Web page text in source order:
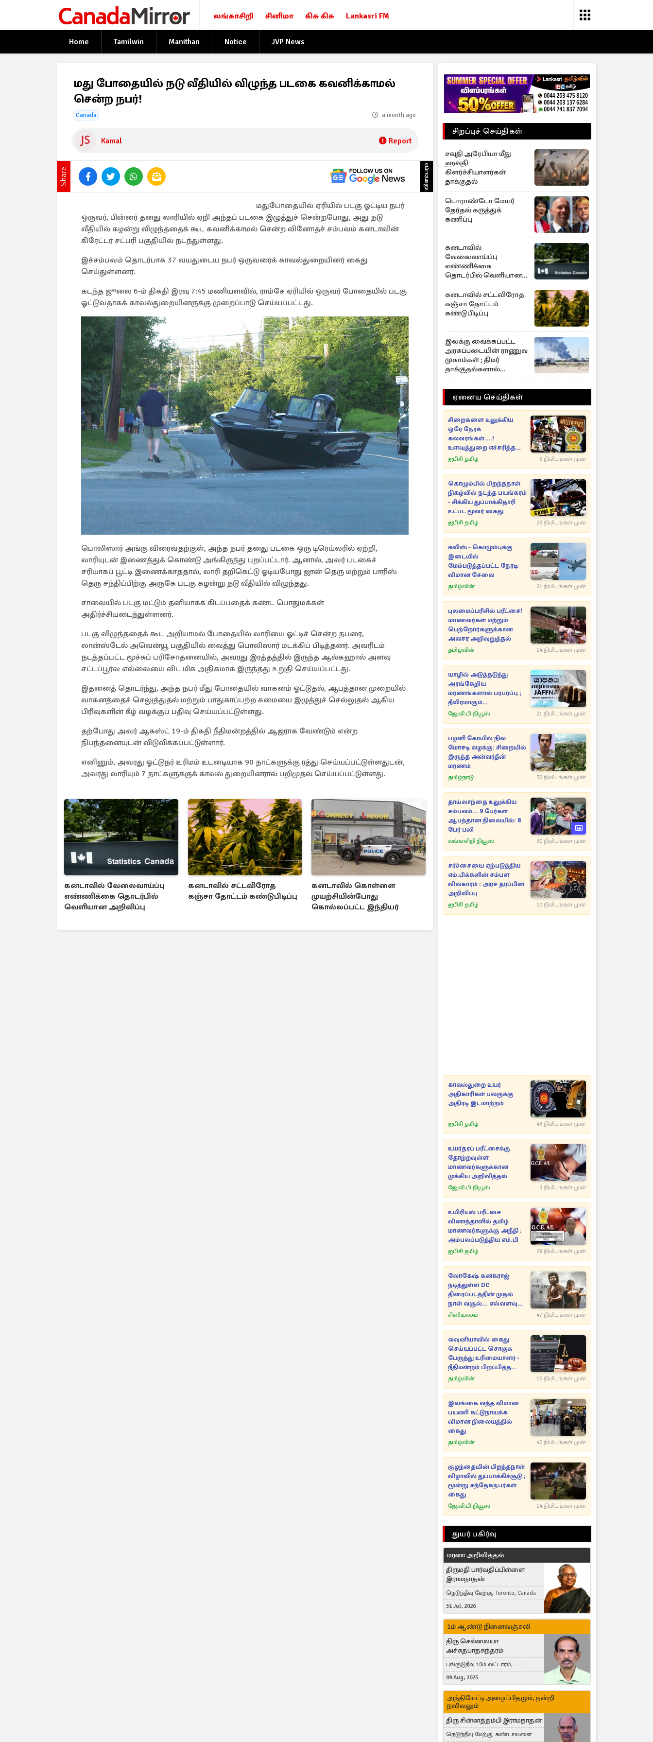
லங்காசிறி சினிமா கிசு கிசு Lankasri FM
Home Tamilwin Manithan Notice JVP News
மது போதையில் நடு வீதியில் விழுந்த படகை கவனிக்காமல்
சென்ற நபர்!
Canada a month ago
Kamal Report
Share விளம்பரம்
மதுபோதையில் ஏரியில் படகு ஓட்டிய நபர்
ஒருவர், பின்னர் தனது லாரியில் ஏறி அந்தப் படகை இழுத்துச் சென்றபோது, அது நடு
வீதியில் கழன்று விழுந்ததைக் கூட கவனிக்காமல் சென்ற வினோதச் சம்பவம் கனடாவின்
கிரேட்டர் சட்பரி பகுதியில் நடந்துள்ளது.
இச்சம்பவம் தொடர்பாக 37 வயதுடைய நபர் ஒருவரைக் காவல்துறையினர் கைது
செய்துள்ளனர்.
கடந்த ஜூலை 6-ம் திகதி இரவு 7:45 மணியளவில், ராம்சே ஏரியில் ஒருவர் போதையில் படகு
ஓட்டுவதாகக் காவல்துறையினருக்கு முறைப்பாடு செய்யப்பட்டது.
பொலிஸார் அங்கு விரைவதற்குள், அந்த நபர் தனது படகை ஒரு டிரெய்லரில் ஏற்றி,
லாரியுடன் இணைத்துக் கொண்டு அங்கிருந்து புறப்பட்டார். ஆனால், அவர் படகைச்
சரியாகப் பூட்டி இணைக்காததால், லாரி தறிகெட்டு ஓடியபோது ஜான் தெரு மற்றும் பாரிஸ்
தெரு சந்திப்பிற்கு அருகே படகு கழன்று நடு வீதியில் விழுந்தது.
சாலையில் படகு மட்டும் தனியாகக் கிடப்பதைக் கண்ட பொதுமக்கள்
அதிர்ச்சியடைந்துள்ளனர்.
படகு விழுந்ததைக் கூட அறியாமல் போதையில் லாரியை ஓட்டிச் சென்ற நபரை,
லான்ஸ்டேல் அவென்யூ பகுதியில் வைத்து பொலிஸார் மடக்கிப் பிடித்தனர். அவரிடம்
நடத்தப்பட்ட மூச்சுப் பரிசோதனையில், அவரது இரத்தத்தில் இருந்த ஆல்கஹால் அளவு
சட்டப்பூர்வ எல்லையை விட மிக அதிகமாக இருந்தது உறுதி செய்யப்பட்டது.
இதனைத் தொடர்ந்து, அந்த நபர் மீது போதையில் வாகனம் ஓட்டுதல், ஆபத்தான முறையில்
வாகனத்தைச் செலுத்துதல் மற்றும் பாதுகாப்பற்ற சுமையை இழுத்துச் செல்லுதல் ஆகிய
பிரிவுகளின் கீழ் வழக்குப் பதிவு செய்யப்பட்டுள்ளது.
தற்போது அவர் ஆகஸ்ட் 19-ம் திகதி நீதிமன்றத்தில் ஆஜராக வேண்டும் என்ற
நிபந்தனையுடன் விடுவிக்கப்பட்டுள்ளார்.
எனினும், அவரது ஓட்டுநர் உரிமம் உடனடியாக 90 நாட்களுக்கு ரத்து செய்யப்பட்டுள்ளதுடன்,
அவரது லாரியும் 7 நாட்களுக்குக் காவல் துறையினரால் பறிமுதல் செய்யப்பட்டுள்ளது.
கனடாவில் வேலைவாய்ப்பு
எண்ணிக்கை தொடர்பில்
வெளியான அறிவிப்பு
கனடாவில் சட்டவிரோத
கஞ்சா தோட்டம் கண்டுபிடிப்பு
கனடாவில் கொள்ளை
முயற்சியின்போது
கொல்லப்பட்ட இந்தியர்
சிறப்புச் செய்திகள்
சவுதி அரேபியா மீது
ஹவுதி
கிளர்ச்சியாளர்கள்
தாக்குதல்
டொராண்டோ மேயர்
தேர்தல் கருத்துக்
கணிப்பு
கனடாவில்
வேலைவாய்ப்பு
எண்ணிக்கை
தொடர்பில் வெளியான
அறிவிப்பு
கனடாவில் சட்டவிரோத
கஞ்சா தோட்டம்
கண்டுபிடிப்பு
இலக்கு வைக்கப்பட்ட
அரசுப்படையின் ராணுவ
முகாம்கள் ; திடீர்
தாக்குதல்களால்
பறிக்கப்பட்ட உயிர்கள்
ஏனைய செய்திகள்
சிறைகளை உலுக்கிய
ஒரே நேரக்
கலவரங்கள்....!
உளவுத்துறை எச்சரித்த
பாரிய சதி அம்பலம்
ஐபிசி தமிழ் 6 நிமிடங்கள் முன்
கொழும்பில் பிறந்தநாள்
நிகழ்வில் நடந்த பயங்கரம்
- சிக்கிய துப்பாக்கிதாரி
உட்பட மூவர் கைது
ஐபிசி தமிழ் 29 நிமிடங்கள் முன்
சுவிஸ் - கொழும்புக்கு
இடையில்
மேம்படுத்தப்பட்ட நேரடி
விமான சேவை
தமிழ்வின் 21 நிமிடங்கள் முன்
புலமைப்பரிசில் பரீட்சை!
மாணவர்கள் மற்றும்
பெற்றோர்களுக்கான
அவசர அறிவுறுத்தல்
தமிழ்வின் 14 நிமிடங்கள் முன்
யாழில் அடுத்தடுத்து
அரங்கேறிய
மரணங்களால் பரபரப்பு ;
தீவிரமாகும்
விசாரணைகள்
ஜே.வி.பி நியூஸ் 21 நிமிடங்கள் முன்
பழனி கோயில் நில
மோசடி வழக்கு: சிறையில்
இருந்த அன்வர்தீன்
மரணம்
தமிழ்நாடு 30 நிமிடங்கள் முன்
தாய்லாந்தை உலுக்கிய
சம்பவம்... 9 பேர்கள்
ஆபத்தான நிலையில்: 8
பேர் பலி
லங்காசிறி நியூஸ் 30 நிமிடங்கள் முன்
சர்ச்சையை ஏற்படுத்திய
எம்.பிக்களின் சம்பள
விவகாரம் : அரச தரப்பின்
அறிவிப்பு
ஐபிசி தமிழ் 10 நிமிடங்கள் முன்
காவல்துறை உயர்
அதிகாரிகள் பலருக்கு
அதிரடி இடமாற்றம்
ஐபிசி தமிழ் 43 நிமிடங்கள் முன்
உயர்தரப் பரீட்சைக்கு
தோற்றவுள்ள
மாணவர்களுக்கான
முக்கிய அறிவித்தல்
ஜே.வி.பி நியூஸ் 3 நிமிடங்கள் முன்
உயிரியல் பரீட்சை
வினாத்தாளில் தமிழ்
மாணவர்களுக்கு அநீதி :
அம்பலப்படுத்திய எம்.பி
ஐபிசி தமிழ் 28 நிமிடங்கள் முன்
லோகேஷ் கனகராஜ்
நடித்துள்ள DC
திரைப்படத்தின் முதல்
நாள் வசூல்... எவ்வளவு
தெரியுமா?
சினிஉலகம் 47 நிமிடங்கள் முன்
வவுனியாவில் கைது
செய்யப்பட்ட சொகுசு
பேருந்து உரிமையாளர் -
நீதிமன்றம் பிறப்பித்த
உத்தரவு
தமிழ்வின் 15 நிமிடங்கள் முன்
இலங்கை வந்த விமான
பயணி கட்டுநாயக்க
விமான நிலையத்தில்
கைது
தமிழ்வின் 40 நிமிடங்கள் முன்
குழந்தையின் பிறந்தநாள்
விழாவில் துப்பாக்கிச்சூடு ;
மூன்று சந்தேகநபர்கள்
கைது
ஜே.வி.பி நியூஸ் 14 நிமிடங்கள் முன்
துயர் பகிர்வு
மரண அறிவித்தல்
திருமதி பார்வதிப்பிள்ளை
இராமநாதன்
நெடுந்தீவு மேற்கு, Toronto, Canada
31 Jul, 2026
1ம் ஆண்டு நினைவஞ்சலி
திரு செல்லையா
அச்சுதபாதசுந்தரம்
புங்குடுதீவு 10ம் வட்டாரம்,
கொள்ளுப்பிட்டி
09 Aug, 2025
அந்தியேட்டி அழைப்பிதழும், நன்றி
நவிலலும்
திரு சின்னத்தம்பி இராமநாதன்
நெடுந்தீவு மேற்கு, கண்டாவளை